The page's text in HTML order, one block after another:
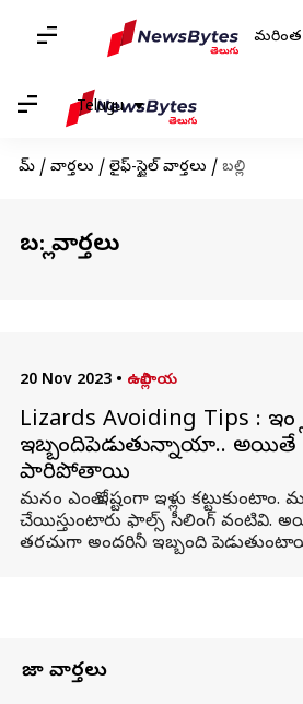
మరింత
Telugu
హోమ్ / వార్తలు / లైఫ్-స్టైల్ వార్తలు / బల్లి
బల్లి: వార్తలు
20 Nov 2023 • ఉల్లిపాయ
Lizards Avoiding Tips : ఇంట్లో
ఇబ్బందిపెడుతున్నాయా.. అయితే
పారిపోతాయి
మనం ఎంతో ఇష్టంగా ఇళ్లు కట్టుకుంటాం.
చేయిస్తుంటారు ఫాల్స్ సీలింగ్ వంటివి.
తరచుగా అందరినీ ఇబ్బంది పెడుతుంటాయి
తాజా వార్తలు